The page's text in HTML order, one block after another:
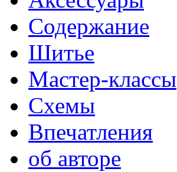
Содержание
Шитье
Мастер-классы
Схемы
Впечатления
об авторе